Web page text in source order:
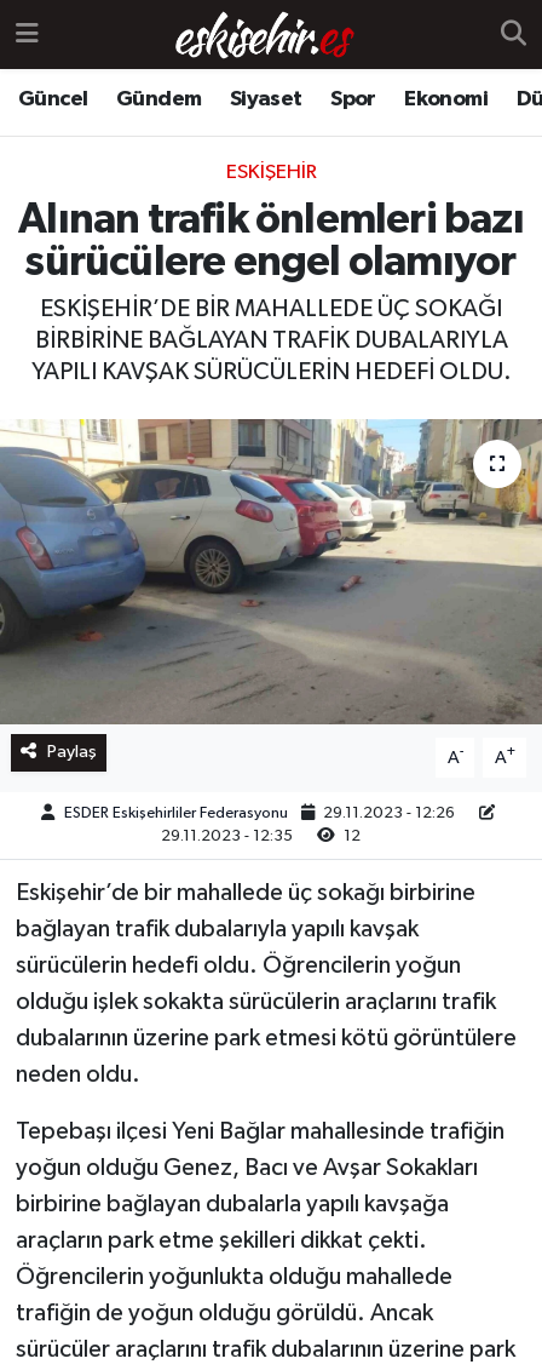
Güncel Gündem Siyaset Spor Ekonomi
ESKIŞEHIR
Alınan trafik önlemleri bazı
sürücülere engel olamıyor
ESKİŞEHİR’DE BİR MAHALLEDE ÜÇ SOKAĞI
BİRBİRİNE BAĞLAYAN TRAFİK DUBALARIYLA
YAPILI KAVŞAK SÜRÜCÜLERİN HEDEFİ OLDU.
Paylaş A- A+
ESDER Eskişehirliler Federasyonu
29.11.2023 - 12:26
29.11.2023 - 12:35
12
Eskişehir’de bir mahallede üç sokağı birbirine
bağlayan trafik dubalarıyla yapılı kavşak
sürücülerin hedefi oldu. Öğrencilerin yoğun
olduğu işlek sokakta sürücülerin araçlarını trafik
dubalarının üzerine park etmesi kötü görüntülere
neden oldu.
Tepebaşı ilçesi Yeni Bağlar mahallesinde trafiğin
yoğun olduğu Genez, Bacı ve Avşar Sokakları
birbirine bağlayan dubalarla yapılı kavşağa
araçların park etme şekilleri dikkat çekti.
Öğrencilerin yoğunlukta olduğu mahallede
trafiğin de yoğun olduğu görüldü. Ancak
sürücüler araçlarını trafik dubalarının üzerine park